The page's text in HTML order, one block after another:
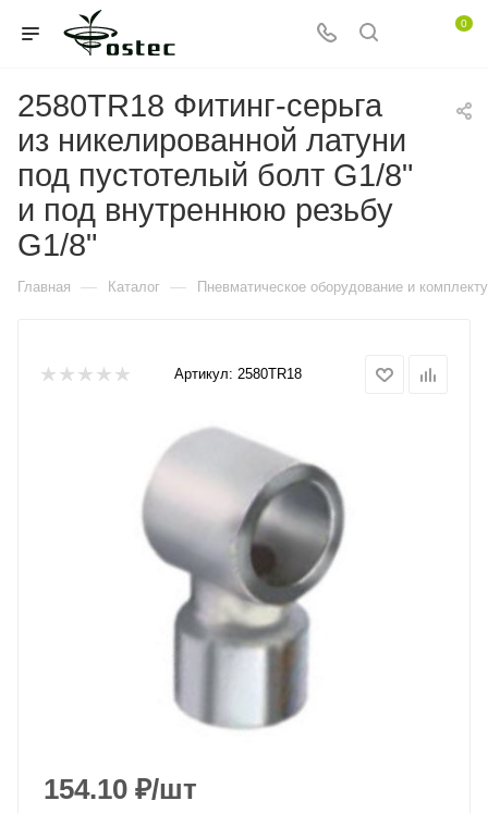
0
2580TR18 Фитинг-серьга
из никелированной латуни
под пустотелый болт G1/8"
и под внутреннюю резьбу
G1/8"
Главная — Каталог — Пневматическое оборудование и
Артикул: 2580TR18
154.10 ₽/шт